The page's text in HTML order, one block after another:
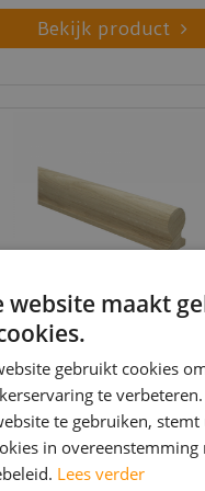
Bekijk product
met de vakantie
augustus telefonisch
worden uiteraard
iets minder snel dan
website maakt
gebruikt cookies
te
te gebruiken,
in overeenstemming
Lees verder